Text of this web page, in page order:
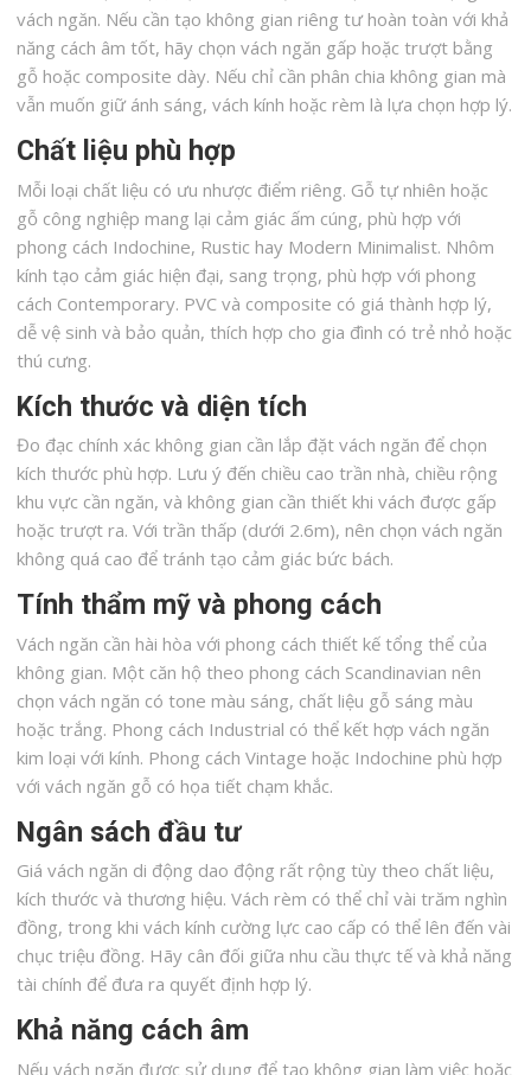
vách ngăn. Nếu cần tạo không gian riêng tư hoàn toàn với khả
năng cách âm tốt, hãy chọn vách ngăn gấp hoặc trượt bằng
gỗ hoặc composite dày. Nếu chỉ cần phân chia không gian mà
vẫn muốn giữ ánh sáng, vách kính hoặc rèm là lựa chọn hợp lý.
Chất liệu phù hợp
Mỗi loại chất liệu có ưu nhược điểm riêng. Gỗ tự nhiên hoặc
gỗ công nghiệp mang lại cảm giác ấm cúng, phù hợp với
phong cách Indochine, Rustic hay Modern Minimalist. Nhôm
kính tạo cảm giác hiện đại, sang trọng, phù hợp với phong
cách Contemporary. PVC và composite có giá thành hợp lý,
dễ vệ sinh và bảo quản, thích hợp cho gia đình có trẻ nhỏ hoặc
thú cưng.
Kích thước và diện tích
Đo đạc chính xác không gian cần lắp đặt vách ngăn để chọn
kích thước phù hợp. Lưu ý đến chiều cao trần nhà, chiều rộng
khu vực cần ngăn, và không gian cần thiết khi vách được gấp
hoặc trượt ra. Với trần thấp (dưới 2.6m), nên chọn vách ngăn
không quá cao để tránh tạo cảm giác bức bách.
Tính thẩm mỹ và phong cách
Vách ngăn cần hài hòa với phong cách thiết kế tổng thể của
không gian. Một căn hộ theo phong cách Scandinavian nên
chọn vách ngăn có tone màu sáng, chất liệu gỗ sáng màu
hoặc trắng. Phong cách Industrial có thể kết hợp vách ngăn
kim loại với kính. Phong cách Vintage hoặc Indochine phù hợp
với vách ngăn gỗ có họa tiết chạm khắc.
Ngân sách đầu tư
Giá vách ngăn di động dao động rất rộng tùy theo chất liệu,
kích thước và thương hiệu. Vách rèm có thể chỉ vài trăm nghìn
đồng, trong khi vách kính cường lực cao cấp có thể lên đến vài
chục triệu đồng. Hãy cân đối giữa nhu cầu thực tế và khả năng
tài chính để đưa ra quyết định hợp lý.
Khả năng cách âm
Nếu vách ngăn được sử dụng để tạo không gian làm việc hoặc